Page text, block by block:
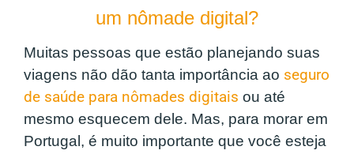
um nômade digital?
Muitas pessoas que estão planejando suas
viagens não dão tanta importância ao seguro
de saúde para nômades digitais ou até
mesmo esquecem dele. Mas, para morar em
Portugal, é muito importante que você esteja